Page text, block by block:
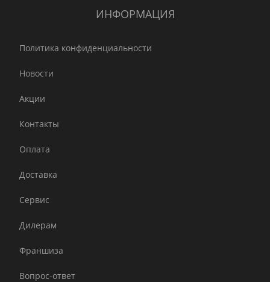
ИНФОРМАЦИЯ
Политика конфиденциальности
Новости
Акции
Контакты
Оплата
Доставка
Сервис
Дилерам
Франшиза
Вопрос-ответ